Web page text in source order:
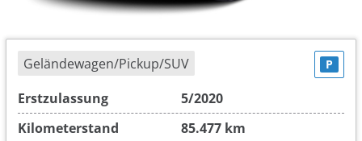
Geländewagen/Pickup/SUV P
Erstzulassung
5/2020
Kilometerstand
85.477 km